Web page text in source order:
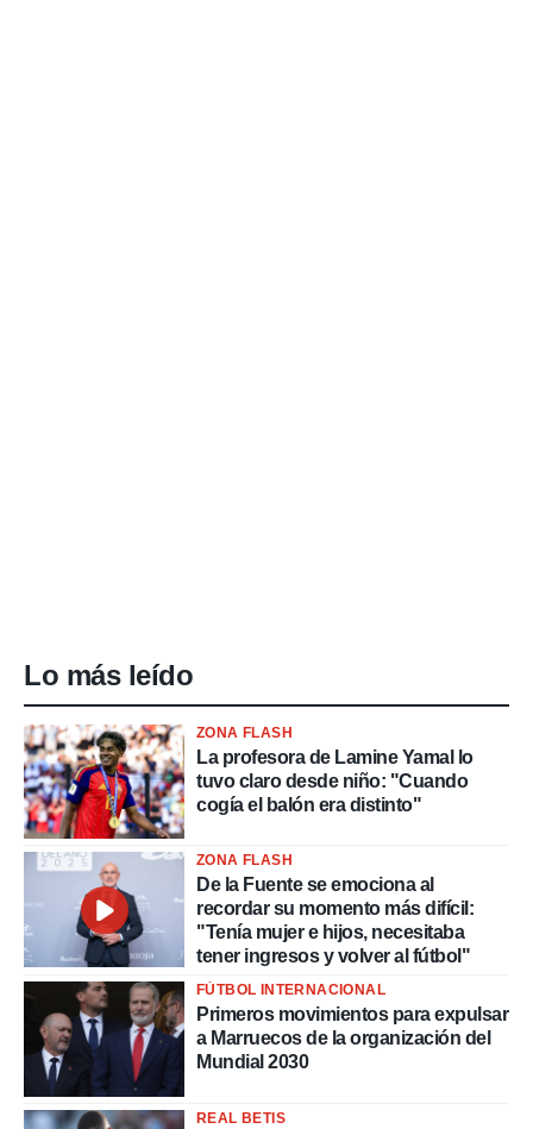
Lo más leído
ZONA FLASH
La profesora de Lamine Yamal lo
tuvo claro desde niño: "Cuando
cogía el balón era distinto"
ZONA FLASH
De la Fuente se emociona al
recordar su momento más difícil:
"Tenía mujer e hijos, necesitaba
tener ingresos y volver al fútbol"
FÚTBOL INTERNACIONAL
Primeros movimientos para expulsar
a Marruecos de la organización del
Mundial 2030
REAL BETIS